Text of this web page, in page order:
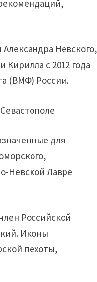
Невского,
Кирилла с 2012 года
(ВМФ) России.
для
Невской Лавре
Российской
Иконы
пехоты,